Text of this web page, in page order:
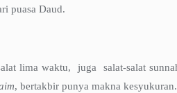
puasa Daud.
lima waktu, juga salat-salat
, bertakbir punya makna